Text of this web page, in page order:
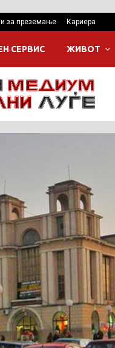
за преземање Кариера
СЕРВИС ЖИВОТ